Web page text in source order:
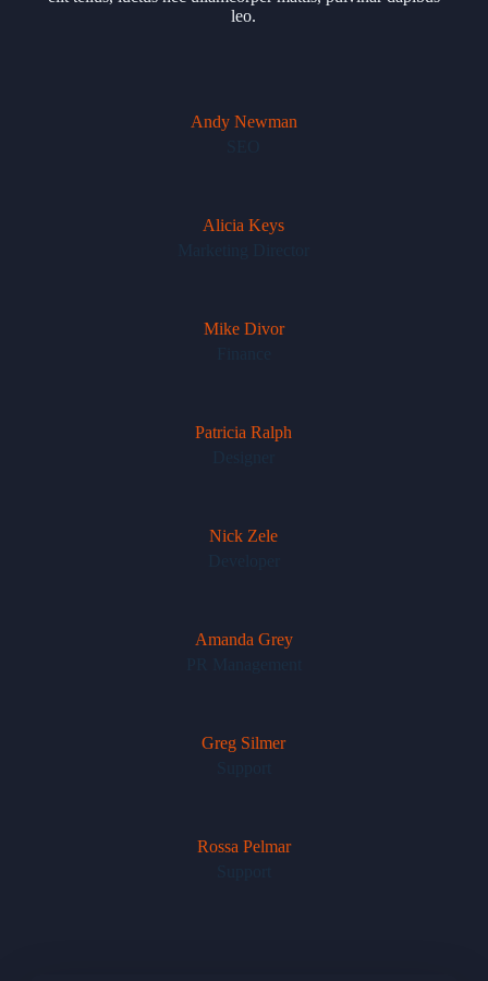
leo.
Andy Newman
Alicia Keys
Mike Divor
Patricia Ralph
Nick Zele
Amanda Grey
Greg Silmer
Rossa Pelmar